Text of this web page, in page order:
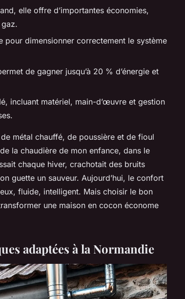
elle offre d’importantes économies,
pour dimensionner correctement le système
de gagner jusqu’à 20 % d’énergie et
incluant matériel, main-d’œuvre et gestion
métal chauffé, de poussière et de fioul
la chaudière de mon enfance, dans le
chaque hiver, crachotait des bruits
guette un sauveur. Aujourd’hui, le confort
fluide, intelligent. Mais choisir le bon
une maison en cocon économe
adaptées à la Normandie